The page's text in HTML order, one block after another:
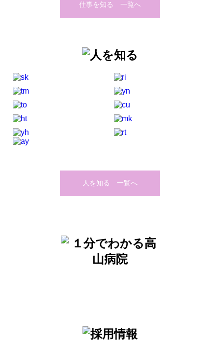
仕事を知る 一覧へ
人を知る 一覧へ